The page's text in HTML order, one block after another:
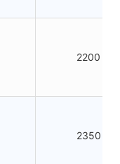
2200
2350